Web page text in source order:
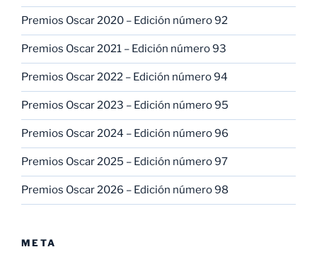
Premios Oscar 2020 – Edición número 92
Premios Oscar 2021 – Edición número 93
Premios Oscar 2022 – Edición número 94
Premios Oscar 2023 – Edición número 95
Premios Oscar 2024 – Edición número 96
Premios Oscar 2025 – Edición número 97
Premios Oscar 2026 – Edición número 98
META